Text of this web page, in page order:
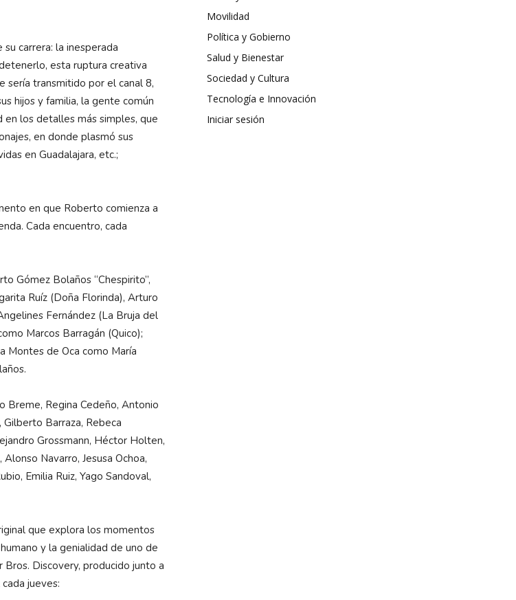
su carrera: la inesperada
esta ruptura creativa
sería transmitido por el canal 8,
hijos y familia, la gente común
los detalles más simples, que
en donde plasmó sus
en Guadalajara, etc.;
en que Roberto comienza a
Cada encuentro, cada
Gómez Bolaños “Chespirito”,
Ruíz (Doña Florinda), Arturo
Fernández (La Bruja del
Marcos Barragán (Quico);
Montes de Oca como María
Breme, Regina Cedeño, Antonio
Barraza, Rebeca
Grossmann, Héctor Holten,
Navarro, Jesusa Ochoa,
Emilia Ruiz, Yago Sandoval,
que explora los momentos
y la genialidad de uno de
Discovery, producido junto a
jueves:
Movilidad
Política y Gobierno
Salud y Bienestar
Sociedad y Cultura
Tecnología e Innovación
Iniciar sesión